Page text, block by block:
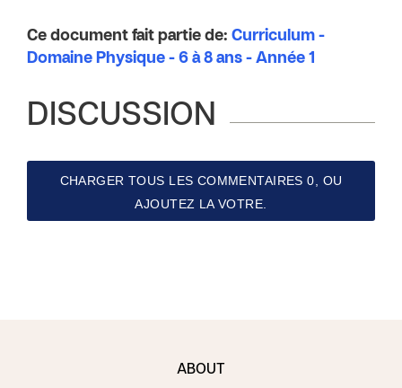
Ce document fait partie de: Curriculum -
Domaine Physique - 6 à 8 ans - Année 1
DISCUSSION
CHARGER TOUS LES COMMENTAIRES 0, OU
AJOUTEZ LA VOTRE.
ABOUT